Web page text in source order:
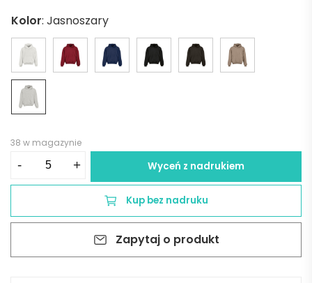
Kolor: Jasnoszary
38 w magazynie
-
sweatshirt.
cotton,
+ Wyceń z nadrukiem
Kup bez nadruku
Zapytaj o produkt